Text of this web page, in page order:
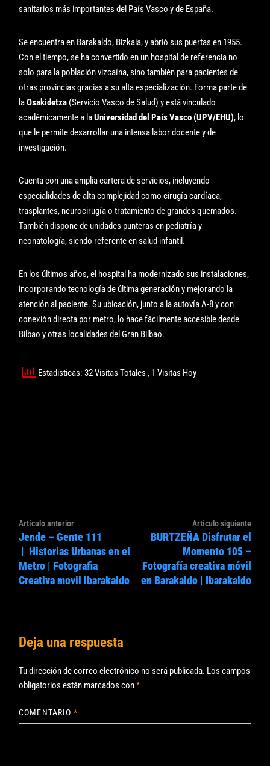
sanitarios más importantes del País Vasco y de España.
Se encuentra en Barakaldo, Bizkaia, y abrió sus puertas en 1955.
Con el tiempo, se ha convertido en un hospital de referencia no
solo para la población vizcaína, sino también para pacientes de
otras provincias gracias a su alta especialización. Forma parte de
laOsakidetza (Servicio Vasco de Salud) y está vinculado
académicamente a laUniversidad del País Vasco (UPV/EHU), lo
que le permite desarrollar una intensa labor docente y de
investigación.
Cuenta con una amplia cartera de servicios, incluyendo
especialidades de alta complejidad como cirugía cardíaca,
trasplantes, neurocirugía o tratamiento de grandes quemados.
También dispone de unidades punteras en pediatría y
neonatología, siendo referente en salud infantil.
En los últimos años, el hospital ha modernizado sus instalaciones,
incorporando tecnología de última generación y mejorando la
atención al paciente. Su ubicación, junto a la autovía A-8 y con
conexión directa por metro, lo hace fácilmente accesible desde
Bilbao y otras localidades del Gran Bilbao.
Estadisticas: 32 Visitas Totales, 1 Visitas Hoy
Navegación
de
entradas
Artículo anteriorArtículo
anterior:
Jende – Gente 111
| Historias Urbanas en el
Metro | Fotografia
Creativa movil Ibarakaldo
Artículo siguiente
BURTZEÑA Disfrutar el
Momento 105 –
Fotografía creativa móvil
en Barakaldo | Ibarakaldo
Deja una respuesta
Tu dirección de correo electrónico no será publicada. Los campos
obligatorios están marcados con*
COMENTARIO*